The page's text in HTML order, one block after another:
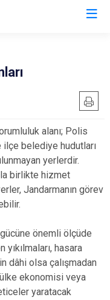
alanı; Polis
ilçe belediye hudutları
yerlerdir.
birlikte hizmet
Jandarmanın görev
önemli ölçüde
yıkılmaları, hasara
dâhi olsa çalışmadan
ekonomisi veya
yaratacak